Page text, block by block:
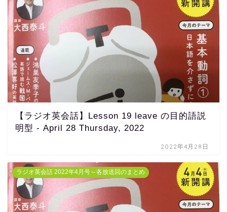
【ラジオ英会話】Lesson 19 leave の目的語説
明型 - April 28 Thursday, 2022
2022年4月28日
ラジオ英会話 2022年4月号～各放送回のまとめ